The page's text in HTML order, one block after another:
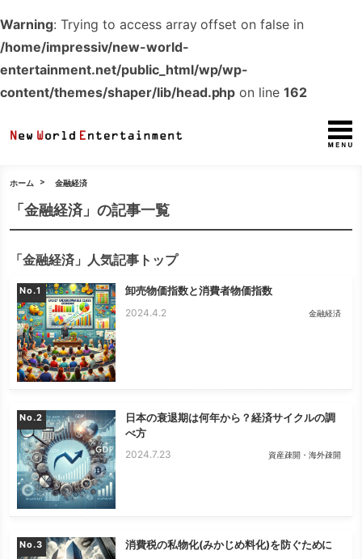
Warning: Trying to access array offset on false in
/home/impressiv/new-world-
entertainment.net/public_html/wp/wp-
content/themes/shaper/lib/head.php on line162
ホーム 金融経済
「金融経済」の記事一覧
「金融経済」人気記事トップ
No. 卸売物価指数と消費者物価指数
2024.4.2 金融経済
No.
日本の衰退期は何年から？経済サイクルの調
べ方
2024.7.23 資産疎開・海外疎開
No. 消費税の私物化(みかじめ料化)を防ぐために